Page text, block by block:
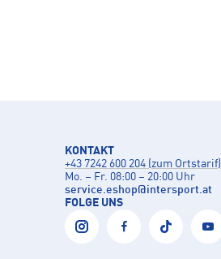
KONTAKT
+43 7242 600 204 (zum Ortstarif)
Mo. – Fr. 08:00 – 20:00 Uhr
service.eshop@intersport.at
FOLGE UNS